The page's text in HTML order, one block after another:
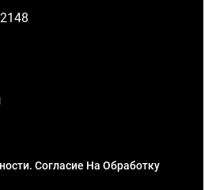
Согласие На Обработку